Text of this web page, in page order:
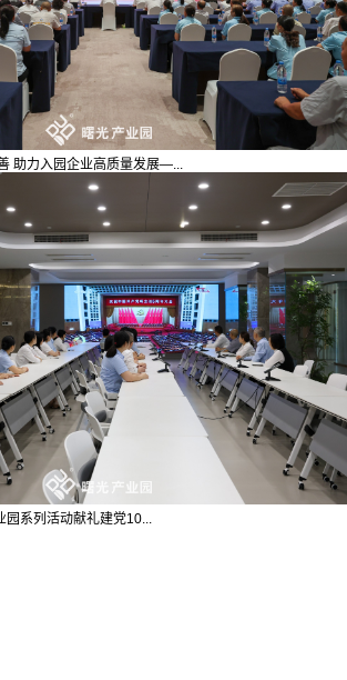
助力入园企业高质量发展—...
园系列活动献礼建党10...